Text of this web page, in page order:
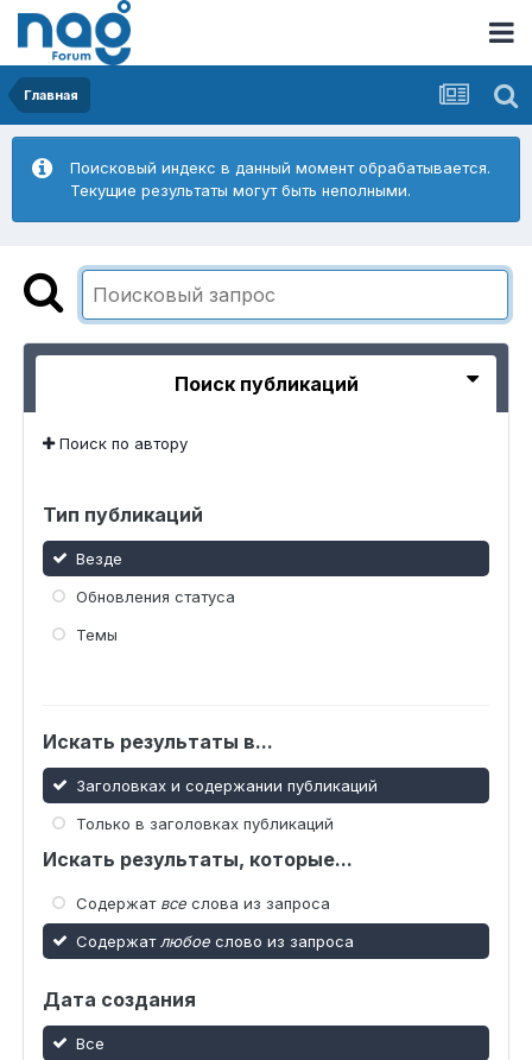
Главная
Поисковый индекс в данный момент обрабатывается.
Текущие результаты могут быть неполными.
Поиск публикаций
Поиск по автору
Тип публикаций
Везде
Обновления статуса
Темы
Искать результаты в...
Заголовках и содержании публикаций
Только в заголовках публикаций
Искать результаты, которые...
Содержат все слова из запроса
Содержат любое слово из запроса
Дата создания
Все